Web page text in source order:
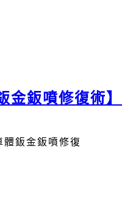
金鈑噴修復術】
鈑金鈑噴修復